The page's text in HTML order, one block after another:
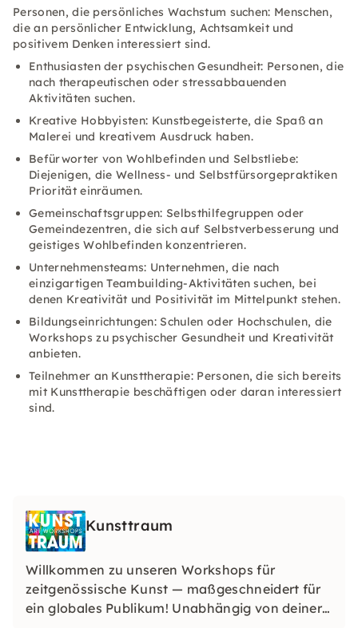
Personen, die persönliches Wachstum suchen: Menschen,
die an persönlicher Entwicklung, Achtsamkeit und
positivem Denken interessiert sind.
Enthusiasten der psychischen Gesundheit: Personen, die
nach therapeutischen oder stressabbauenden
Aktivitäten suchen.
Kreative Hobbyisten: Kunstbegeisterte, die Spaß an
Malerei und kreativem Ausdruck haben.
Befürworter von Wohlbefinden und Selbstliebe:
Diejenigen, die Wellness- und Selbstfürsorgepraktiken
Priorität einräumen.
Gemeinschaftsgruppen: Selbsthilfegruppen oder
Gemeindezentren, die sich auf Selbstverbesserung und
geistiges Wohlbefinden konzentrieren.
Unternehmensteams: Unternehmen, die nach
einzigartigen Teambuilding-Aktivitäten suchen, bei
denen Kreativität und Positivität im Mittelpunkt stehen.
Bildungseinrichtungen: Schulen oder Hochschulen, die
Workshops zu psychischer Gesundheit und Kreativität
anbieten.
Teilnehmer an Kunsttherapie: Personen, die sich bereits
mit Kunsttherapie beschäftigen oder daran interessiert
sind.
Kunsttraum
Willkommen zu unseren Workshops für
zeitgenössische Kunst — maßgeschneidert für
ein globales Publikum! Unabhängig von deiner